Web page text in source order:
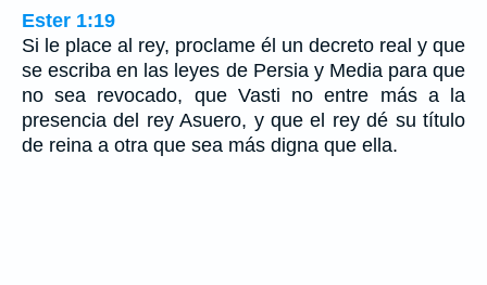
Ester 1:19
Si le place al rey, proclame él un decreto real y que
se escriba en las leyes de Persia y Media para que
no sea revocado, que Vasti no entre más a la
presencia del rey Asuero, y que el rey dé su título
de reina a otra que sea más digna que ella.